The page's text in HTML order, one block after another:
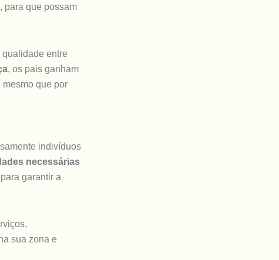
para que possam
entre
, os pais ganham
que por
indivíduos
necessárias
garantir a
sua zona e